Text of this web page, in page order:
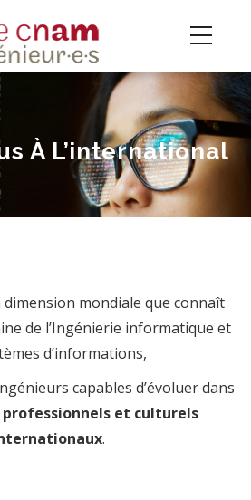
À L’international
mondiale que connaît
de l’Ingénierie informatique et
d’informations,
capables d’évoluer dans
et culturels
.